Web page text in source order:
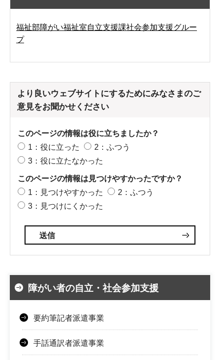
福祉部障がい福祉室自立支援課社会参加支援グルー
プ
より良いウェブサイトにするためにみなさまのご
意見をお聞かせください
このページの情報は役に立ちましたか？
1：役に立った
2：ふつう
3：役に立たなかった
このページの情報は見つけやすかったですか？
1：見つけやすかった
2：ふつう
3：見つけにくかった
障がい者の自立・社会参加支援
要約筆記者派遣事業
手話通訳者派遣事業